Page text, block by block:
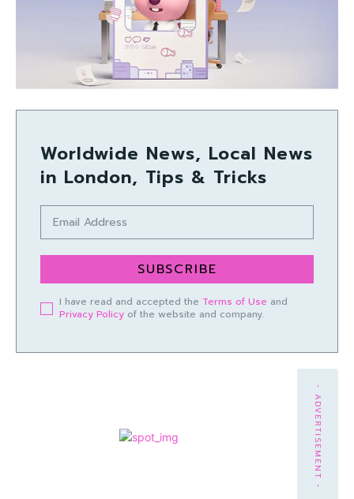
Worldwide News, Local News
in London, Tips & Tricks
SUBSCRIBE
I have read and accepted the Terms of Use and
Privacy Policy of the website and company.
- ADVERTISEMENT -